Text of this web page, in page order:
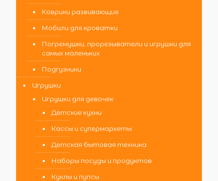
Коврики развивающие
Мобили для кроватки
Погремушки, прорезыватели и игрушки для
самых маленьких
Подгузники
Игрушки
Игрушки для девочек
Детские кухни
Кассы и супермаркеты
Детская бытовая техника
Наборы посуды и продуктов
Куклы и пупсы